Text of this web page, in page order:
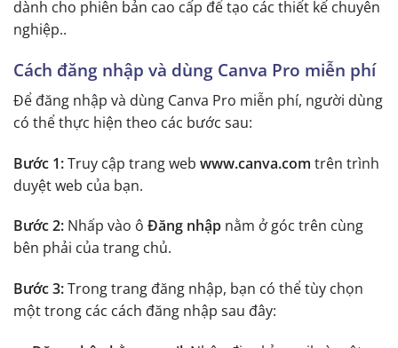
dành cho phiên bản cao cấp để tạo các thiết kế chuyên
nghiệp..
Cách đăng nhập và dùng Canva Pro miễn phí
Để đăng nhập và dùng Canva Pro miễn phí, người dùng
có thể thực hiện theo các bước sau:
Bước 1:Truy cập trang web www.canva.com trên trình
duyệt web của bạn.
Bước 2: Nhấp vào ô Đăng nhập nằm ở góc trên cùng
bên phải của trang chủ.
Bước 3:Trong trang đăng nhập, bạn có thể tùy chọn
một trong các cách đăng nhập sau đây: